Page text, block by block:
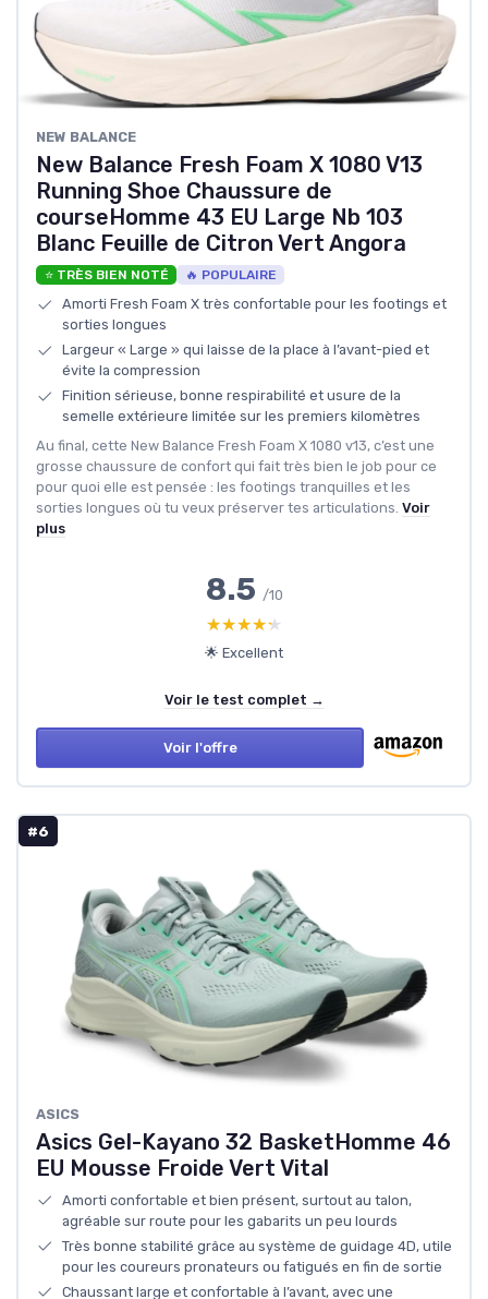
NEW BALANCE
New Balance Fresh Foam X 1080 V13
Running Shoe Chaussure de
courseHomme 43 EU Large Nb 103
Blanc Feuille de Citron Vert Angora
⭐ TRÈS BIEN NOTÉ 🔥 POPULAIRE
Amorti Fresh Foam X très confortable pour les footings et
sorties longues
Largeur « Large » qui laisse de la place à l’avant-pied et
évite la compression
Finition sérieuse, bonne respirabilité et usure de la
semelle extérieure limitée sur les premiers kilomètres
Au final, cette New Balance Fresh Foam X 1080 v13, c’est une
grosse chaussure de confort qui fait très bien le job pour ce
pour quoi elle est pensée : les footings tranquilles et les
sorties longues où tu veux préserver tes articulations. Voir
plus
8.5 /10
★★★★★
★★★★★
🌟 Excellent
Voir le test complet →
Voir l'offre
#6
ASICS
Asics Gel-Kayano 32 BasketHomme 46
EU Mousse Froide Vert Vital
Amorti confortable et bien présent, surtout au talon,
agréable sur route pour les gabarits un peu lourds
Très bonne stabilité grâce au système de guidage 4D, utile
pour les coureurs pronateurs ou fatigués en fin de sortie
Chaussant large et confortable à l’avant, avec une